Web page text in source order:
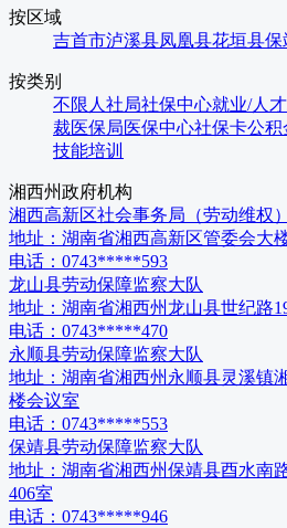
按区域
吉首市泸溪县凤凰县花垣县保
按类别
不限 人社局社保中心就业/人
裁医保局医保中心社保卡公积
技能培训
湘西州政府机构
湘西高新区社会事务局（劳动维权）
地址： 湖南省湘西高新区管委会大
电话： 0743*****593
龙山县劳动保障监察大队
地址： 湖南省湘西州龙山县世纪路
电话： 0743*****470
永顺县劳动保障监察大队
地址： 湖南省湘西州永顺县灵溪镇
楼会议室
电话： 0743*****553
保靖县劳动保障监察大队
地址： 湖南省湘西州保靖县酉水南
406室
电话： 0743*****946